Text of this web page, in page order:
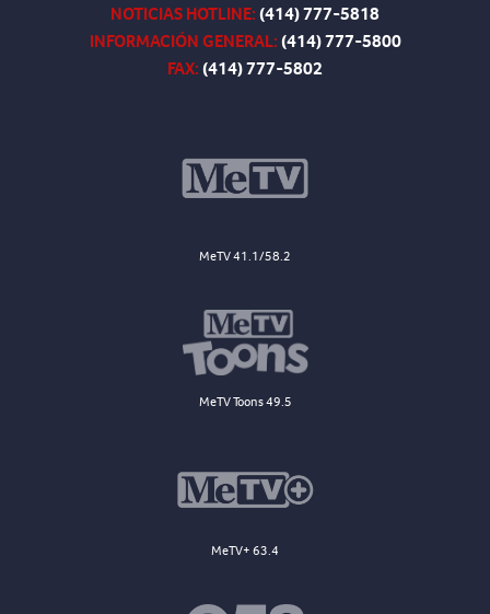
NOTICIAS HOTLINE:(414) 777-5818
INFORMACIÓN GENERAL:(414) 777-5800
FAX:(414) 777-5802
MeTV 41.1/58.2
MeTV Toons 49.5
MeTV+ 63.4